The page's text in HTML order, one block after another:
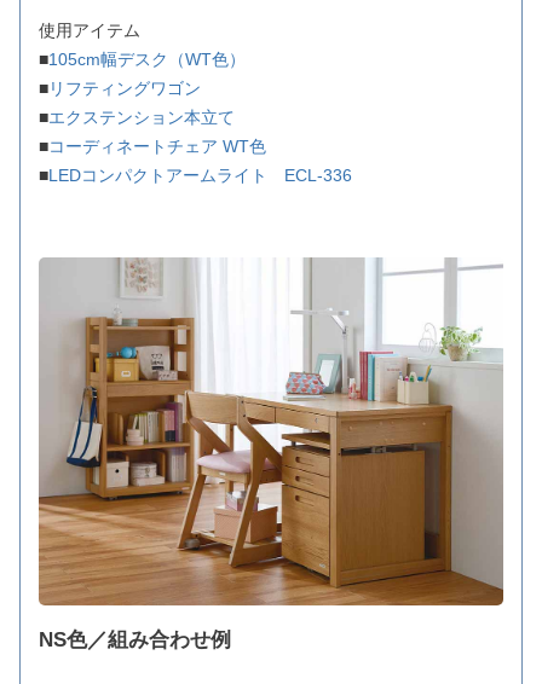
使用アイテム
■105cm幅デスク（WT色）
■リフティングワゴン
■エクステンション本立て
■コーディネートチェア WT色
■LEDコンパクトアームライト ECL-336
NS色／組み合わせ例